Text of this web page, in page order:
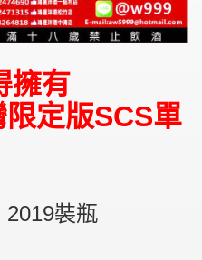
擁有
定版SCS單
2019裝瓶